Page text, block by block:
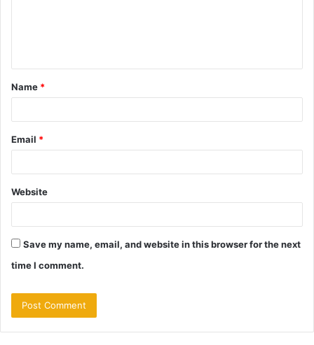
t
*
Name *
Email *
Website
Save my name, email, and website in this browser for the next
time I comment.